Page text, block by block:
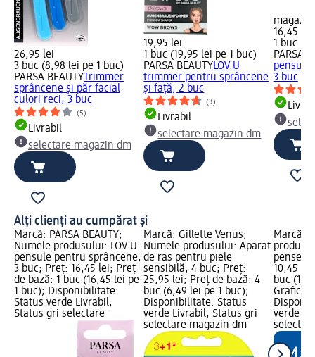
26,95 lei
3 buc (8,98 lei pe 1 buc)
PARSA BEAUTYTrimmer
sprâncene și păr facial
culori reci, 3 buc
(5)
Livrabil
selectare magazin dm
19,95 lei
1 buc (19,95 lei pe 1 buc)
PARSA BEAUTYLOV.U
trimmer pentru sprâncene
și față, 2 buc
(3)
Livrabil
selectare magazin dm
16,45 lei
1 buc
PARSA
pensule
3 buc
Alți clienți au cumpărat și
Marcă: PARSA BEAUTY;
Numele produsului: LOV.U
pensule pentru sprâncene,
3 buc; Preț: 16,45 lei; Preț
de bază: 1 buc (16,45 lei pe
1 buc); Disponibilitate:
Status verde Livrabil,
Status gri selectare
Marcă: Gillette Venus;
Numele produsului: Aparat
de ras pentru piele
sensibilă, 4 buc; Preț:
25,95 lei; Preț de bază: 4
buc (6,49 lei pe 1 buc);
Disponibilitate: Status
verde Livrabil, Status gri
selectare magazin dm
Marcă:
10,45
buc
Grafică
verde